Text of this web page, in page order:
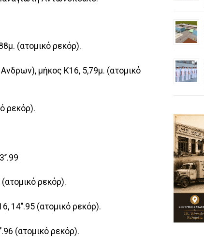
(ατομικό ρεκόρ).
μήκος Κ16, 5,79μ. (ατομικό
ρεκόρ).
ρεκόρ).
14’’.95 (ατομικό ρεκόρ).
(ατομικό ρεκόρ).